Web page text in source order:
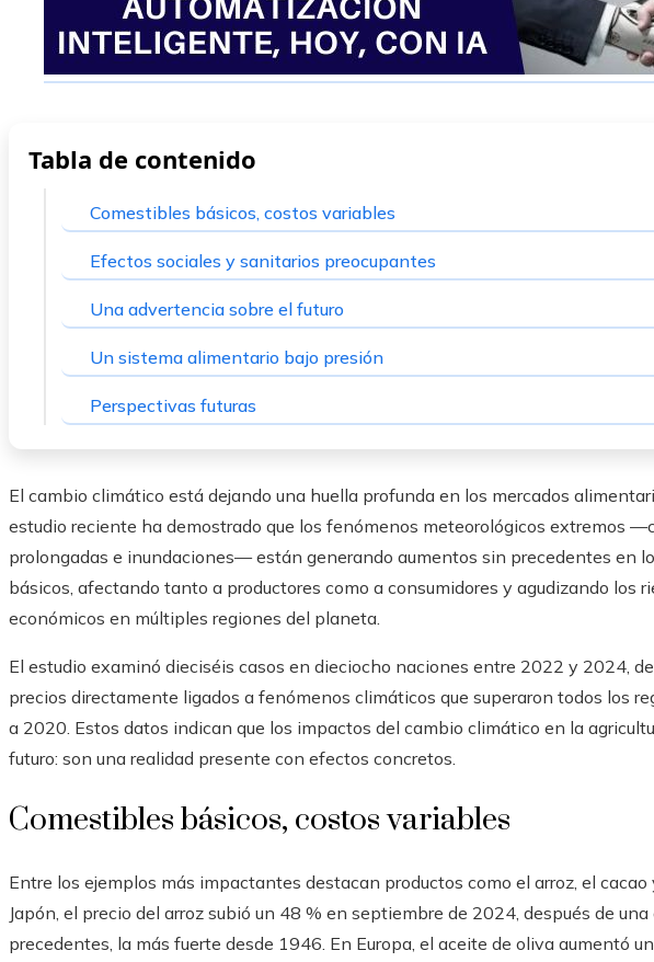
Tabla de contenido
Comestibles básicos, costos variables
Efectos sociales y sanitarios preocupantes
Una advertencia sobre el futuro
Un sistema alimentario bajo presión
Perspectivas futuras
El cambio climático está dejando una huella profunda en los mercados
estudio reciente ha demostrado que los fenómenos meteorológicos extremos
prolongadas e inundaciones— están generando aumentos sin precedentes en
básicos, afectando tanto a productores como a consumidores y agudizando los
económicos en múltiples regiones del planeta.
El estudio examinó dieciséis casos en dieciocho naciones entre 2022 y 2024,
precios directamente ligados a fenómenos climáticos que superaron todos los
a 2020. Estos datos indican que los impactos del cambio climático en la
futuro: son una realidad presente con efectos concretos.
Comestibles básicos, costos variables
Entre los ejemplos más impactantes destacan productos como el arroz, el cacao
Japón, el precio del arroz subió un 48 % en septiembre de 2024, después de una
precedentes, la más fuerte desde 1946. En Europa, el aceite de oliva aumentó